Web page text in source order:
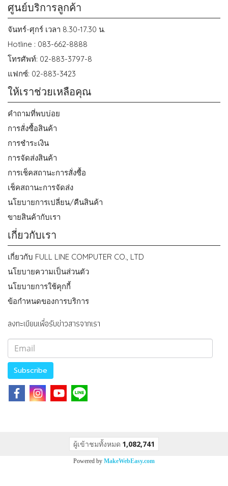
ศูนย์บริการลูกค้า
จันทร์-ศุกร์ เวลา 8.30-17.30 น.
Hotline : 083-662-8888
โทรศัพท์: 02-883-3797-8
แฟกซ์: 02-883-3423
ให้เราช่วยเหลือคุณ
คำถามที่พบบ่อย
การสั่งซื้อสินค้า
การชำระเงิน
การจัดส่งสินค้า
การเช็คสถานะการสั่งซื้อ
เช็คสถานะการจัดส่ง
นโยบายการเปลี่ยน/คืนสินค้า
ขายสินค้ากับเรา
เกี่ยวกับเรา
เกี่ยวกับ FULL LINE COMPUTER CO., LTD
นโยบายความเป็นส่วนตัว
นโยบายการใช้คุกกี้
ข้อกำหนดของการบริการ
ลงทะเบียนเพื่อรับข่าวสารจากเรา
Subscribe
ผู้เข้าชมทั้งหมด 1,082,741
Powered by MakeWebEasy.com